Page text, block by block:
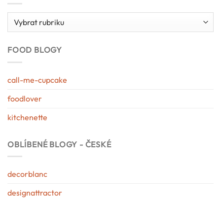
Kategorie
blogu
FOOD BLOGY
call-me-cupcake
foodlover
kitchenette
OBLÍBENÉ BLOGY - ČESKÉ
decorblanc
designattractor